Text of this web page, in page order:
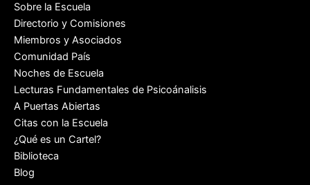
Sobre la Escuela
Directorio y Comisiones
Miembros y Asociados
Comunidad País
Noches de Escuela
Lecturas Fundamentales de Psicoánalisis
A Puertas Abiertas
Citas con la Escuela
¿Qué es un Cartel?
Biblioteca
Blog